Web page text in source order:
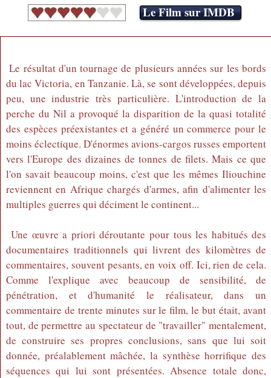
Le Film sur IMDB
Le résultat d'un tournage de plusieurs années sur les bords
du lac Victoria, en Tanzanie. Là, se sont développées, depuis
peu, une industrie très particulière. L'introduction de la
perche du Nil a provoqué la disparition de la quasi totalité
des espèces préexistantes et a généré un commerce pour le
moins éclectique. D'énormes avions-cargos russes emportent
vers l'Europe des dizaines de tonnes de filets. Mais ce que
l'on savait beaucoup moins, c'est que les mêmes Iliouchine
reviennent en Afrique chargés d'armes, afin d'alimenter les
multiples guerres qui déciment le continent...
Une œuvre a priori déroutante pour tous les habitués des
documentaires traditionnels qui livrent des kilomètres de
commentaires, souvent pesants, en voix off. Ici, rien de cela.
Comme l'explique avec beaucoup de sensibilité, de
pénétration, et d'humanité le réalisateur, dans un
commentaire de trente minutes sur le film, le but était, avant
tout, de permettre au spectateur de "travailler" mentalement,
de construire ses propres conclusions, sans que lui soit
donnée, préalablement mâchée, la synthèse horrifique des
séquences qui lui sont présentées. Absence totale donc,